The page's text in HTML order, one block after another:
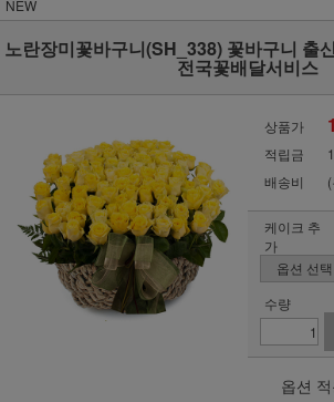
NEW
노란장미꽃바구니(SH_338) 꽃바구니 출
전국꽃배달서비스
상품가
적립금
배송비
케이크 추
가
수량
옵션